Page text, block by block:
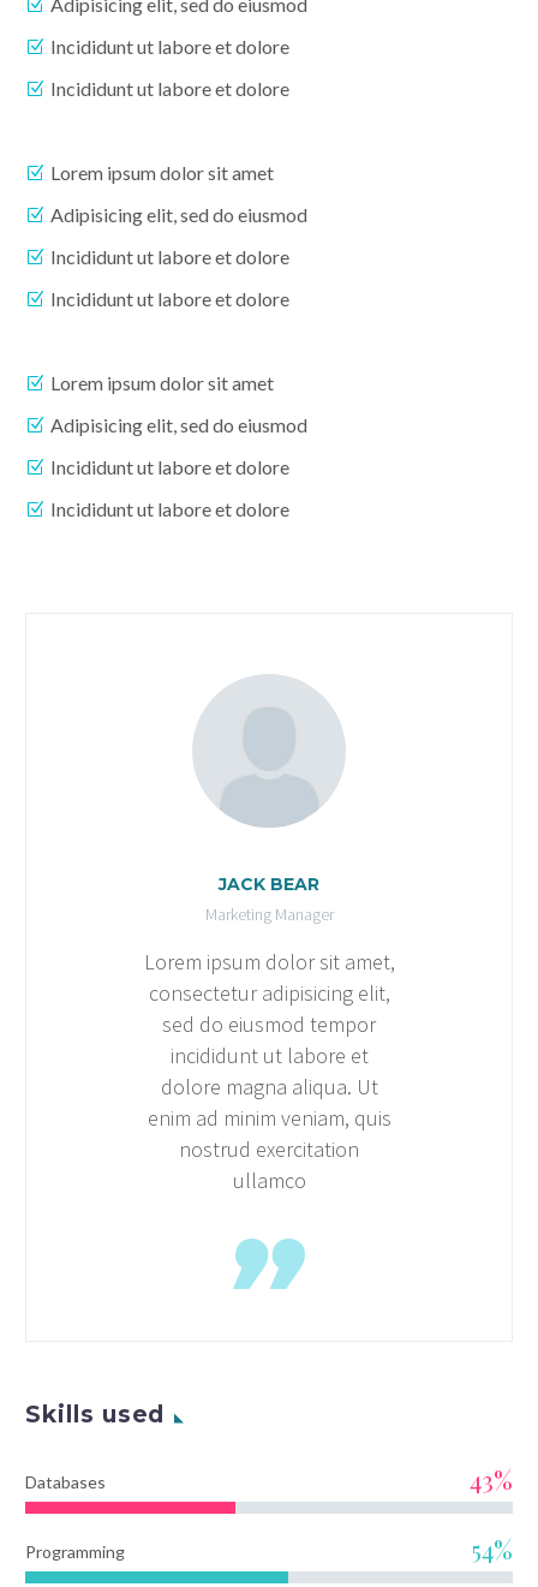
Incididunt ut labore et dolore
Incididunt ut labore et dolore
Lorem ipsum dolor sit amet
Adipisicing elit, sed do eiusmod
Incididunt ut labore et dolore
Incididunt ut labore et dolore
Lorem ipsum dolor sit amet
Adipisicing elit, sed do eiusmod
Incididunt ut labore et dolore
Incididunt ut labore et dolore
JACK BEAR
Marketing Manager
Lorem ipsum dolor sit amet,
consectetur adipisicing elit,
sed do eiusmod tempor
incididunt ut labore et
dolore magna aliqua. Ut
enim ad minim veniam, quis
nostrud exercitation
ullamco
Skills used
Databases 43%
Programming 54%